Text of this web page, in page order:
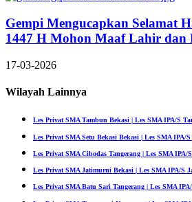
Gempi Mengucapkan Selamat
1447 H Mohon Maaf Lahir dan
17-03-2026
Wilayah Lainnya
Les Privat SMA Tambun Bekasi | Les SMA IPA/S
Les Privat SMA Setu Bekasi Bekasi | Les SMA IPA/S
Les Privat SMA Cibodas Tangerang | Les SMA IPA/
Les Privat SMA Jatimurni Bekasi | Les SMA IPA/S
Les Privat SMA Batu Sari Tangerang | Les SMA